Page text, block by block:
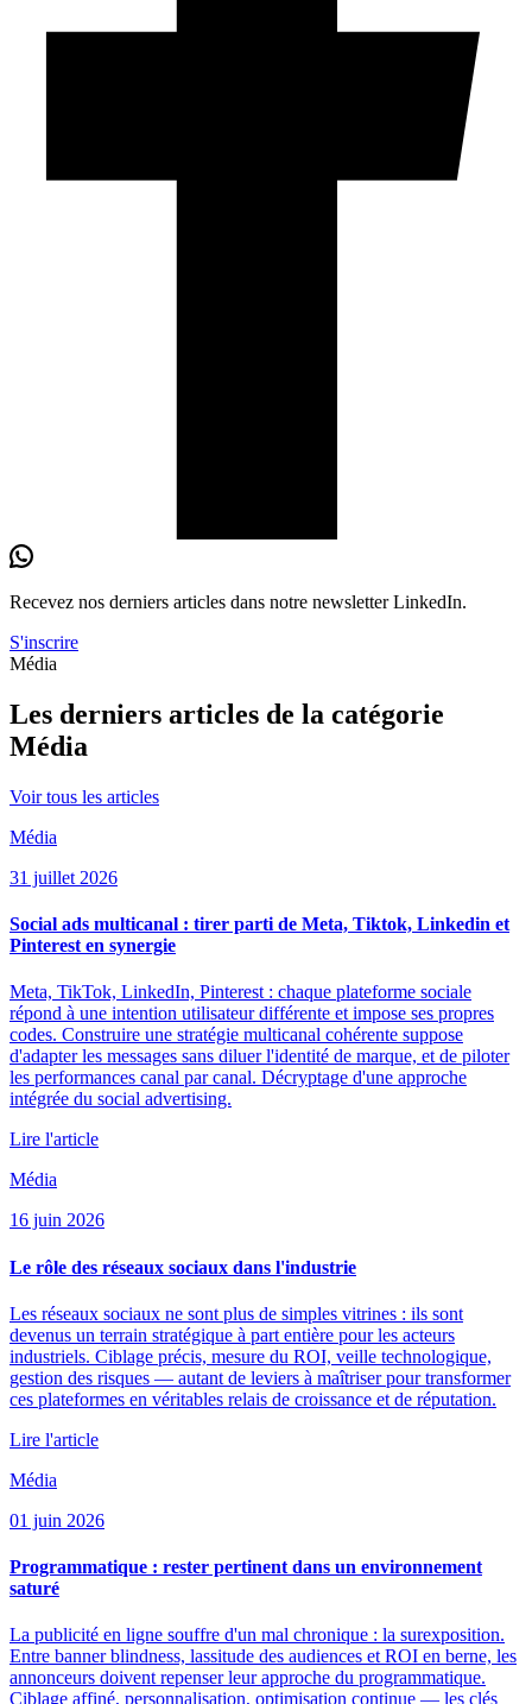
Recevez nos derniers articles dans notre newsletter LinkedIn.
S'inscrire
Média
Les derniers articles de la catégorie
Média
Voir tous les articles
Média
31 juillet 2026
Social ads multicanal : tirer parti de Meta, Tiktok, Linkedin et
Pinterest en synergie
Meta, TikTok, LinkedIn, Pinterest : chaque plateforme sociale
répond à une intention utilisateur différente et impose ses propres
codes. Construire une stratégie multicanal cohérente suppose
d'adapter les messages sans diluer l'identité de marque, et de piloter
les performances canal par canal. Décryptage d'une approche
intégrée du social advertising.
Lire l'article
Média
16 juin 2026
Le rôle des réseaux sociaux dans l'industrie
Les réseaux sociaux ne sont plus de simples vitrines : ils sont
devenus un terrain stratégique à part entière pour les acteurs
industriels. Ciblage précis, mesure du ROI, veille technologique,
gestion des risques — autant de leviers à maîtriser pour transformer
ces plateformes en véritables relais de croissance et de réputation.
Lire l'article
Média
01 juin 2026
Programmatique : rester pertinent dans un environnement
saturé
La publicité en ligne souffre d'un mal chronique : la surexposition.
Entre banner blindness, lassitude des audiences et ROI en berne, les
annonceurs doivent repenser leur approche du programmatique.
Ciblage affiné, personnalisation, optimisation continue — les clés